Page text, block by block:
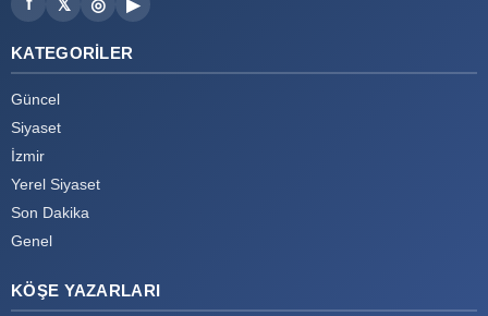
f 𝕏 ◎ ▶
KATEGORILER
Güncel
Siyaset
İzmir
Yerel Siyaset
Son Dakika
Genel
KÖŞE YAZARLARI